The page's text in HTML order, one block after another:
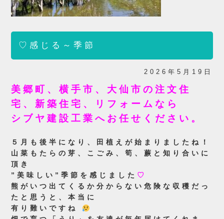
♡感じる～季節
2026年5月19日
美郷町、横手市、大仙市の注文住
宅、新築住宅、リフォームなら
シブヤ建設工業へお任せください。
５月も後半になり、田植えが始まりましたね！
山菜もたらの芽、こごみ、筍、蕨と知り合いに
頂き
”美味しい”季節を感じました ♡
熊がいつ出てくるか分からない危険な収穫だっ
たと思うと、本当に
有り難いですね